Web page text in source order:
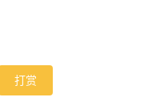
打赏